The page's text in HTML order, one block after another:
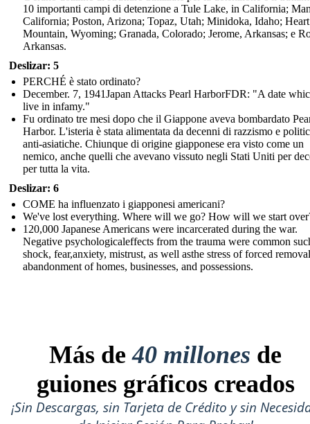
10 importanti campi di detenzione a Tule Lake, in California;
California; Poston, Arizona; Topaz, Utah; Minidoka, Idaho; Heart
Mountain, Wyoming; Granada, Colorado; Jerome, Arkansas; e
Arkansas.
Deslizar: 5
PERCHÉ è stato ordinato?
December. 7, 1941Japan Attacks Pearl HarborFDR: "A date
live in infamy."
Fu ordinato tre mesi dopo che il Giappone aveva bombardato
Harbor. L'isteria è stata alimentata da decenni di razzismo e
anti-asiatiche. Chiunque di origine giapponese era visto come un
nemico, anche quelli che avevano vissuto negli Stati Uniti per
per tutta la vita.
Deslizar: 6
COME ha influenzato i giapponesi americani?
We've lost everything. Where will we go? How will we start
120,000 Japanese Americans were incarcerated during the war.
Negative psychologicaleffects from the trauma were common
shock, fear,anxiety, mistrust, as well asthe stress of forced
abandonment of homes, businesses, and possessions.
Más de40 millones de
guiones gráficos creados
¡Sin Descargas, sin Tarjeta de Crédito y sin